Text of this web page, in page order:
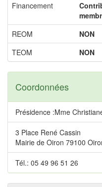
Financement
REOM
NON
TEOM NON
Coordonnées
Présidence :Mme
3 Place René Cassin
Mairie de Oiron 79100
Tél.: 05 49 96 51 26